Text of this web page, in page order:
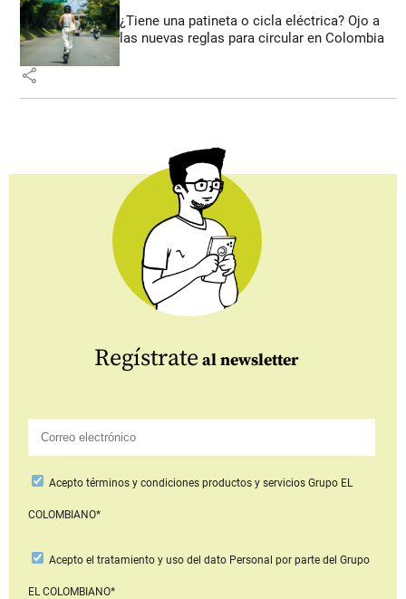
¿Tiene una patineta o cicla eléctrica? Ojo a
las nuevas reglas para circular en Colombia
share
Regístrate al newsletter
Aceptotérminos y condiciones productos y serviciosGrupo EL
COLOMBIANO*
Acepto el tratamiento y uso del dato Personal por parte del Grupo
EL COLOMBIANO*